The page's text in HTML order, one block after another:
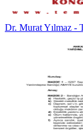
Dr. Murat Yılmaz -